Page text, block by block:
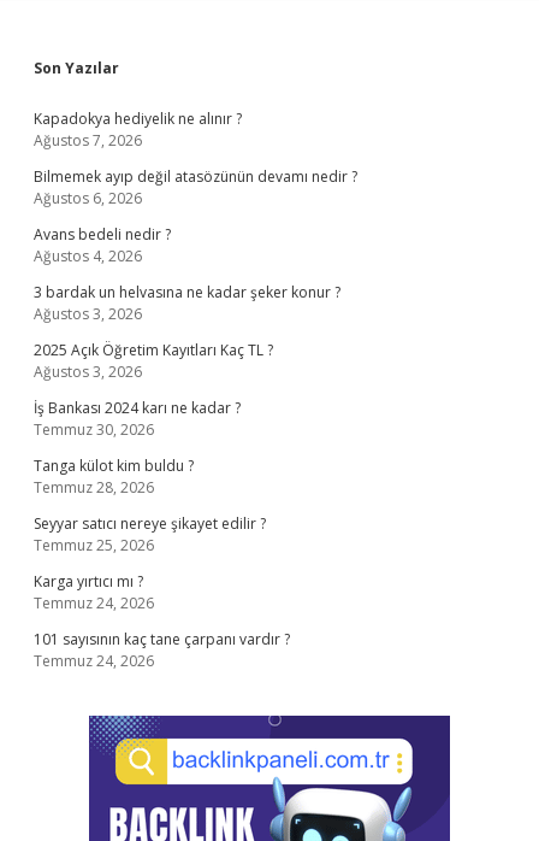
Sidebar
Son Yazılar
Kapadokya hediyelik ne alınır ?
Ağustos 7, 2026
Bilmemek ayıp değil atasözünün devamı nedir ?
Ağustos 6, 2026
Avans bedeli nedir ?
Ağustos 4, 2026
3 bardak un helvasına ne kadar şeker konur ?
Ağustos 3, 2026
2025 Açık Öğretim Kayıtları Kaç TL ?
Ağustos 3, 2026
İş Bankası 2024 karı ne kadar ?
Temmuz 30, 2026
Tanga külot kim buldu ?
Temmuz 28, 2026
Seyyar satıcı nereye şikayet edilir ?
Temmuz 25, 2026
Karga yırtıcı mı ?
Temmuz 24, 2026
101 sayısının kaç tane çarpanı vardır ?
Temmuz 24, 2026